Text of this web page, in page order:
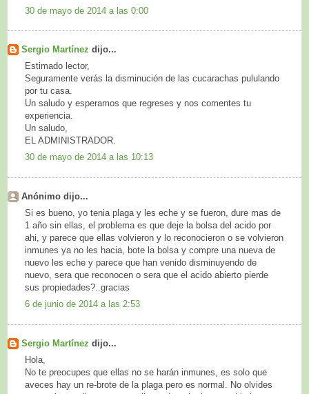
30 de mayo de 2014 a las 0:00
Sergio Martínez dijo...
Estimado lector,
Seguramente verás la disminución de las cucarachas pululando
por tu casa.
Un saludo y esperamos que regreses y nos comentes tu
experiencia.
Un saludo,
EL ADMINISTRADOR.
30 de mayo de 2014 a las 10:13
Anónimo dijo...
Si es bueno, yo tenia plaga y les eche y se fueron, dure mas de
1 año sin ellas, el problema es que deje la bolsa del acido por
ahi, y parece que ellas volvieron y lo reconocieron o se volvieron
inmunes ya no les hacia, bote la bolsa y compre una nueva de
nuevo les eche y parece que han venido disminuyendo de
nuevo, sera que reconocen o sera que el acido abierto pierde
sus propiedades?..gracias
6 de junio de 2014 a las 2:53
Sergio Martínez dijo...
Hola,
No te preocupes que ellas no se harán inmunes, es solo que
aveces hay un re-brote de la plaga pero es normal. No olvides